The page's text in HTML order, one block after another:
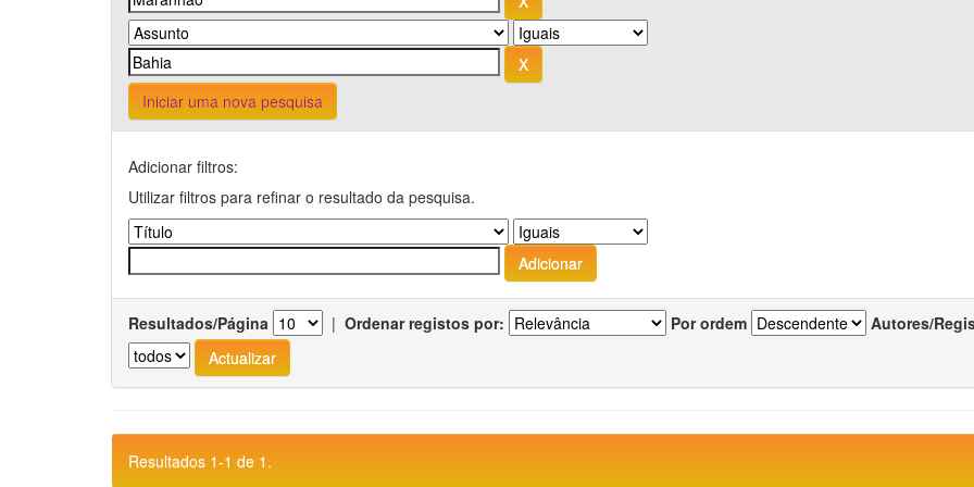
Iniciar uma nova pesquisa
Adicionar filtros:
Utilizar filtros para refinar o resultado da pesquisa.
Resultados/Página | Ordenar registos por: Por ordem Autores/
Resultados 1-1 de 1.